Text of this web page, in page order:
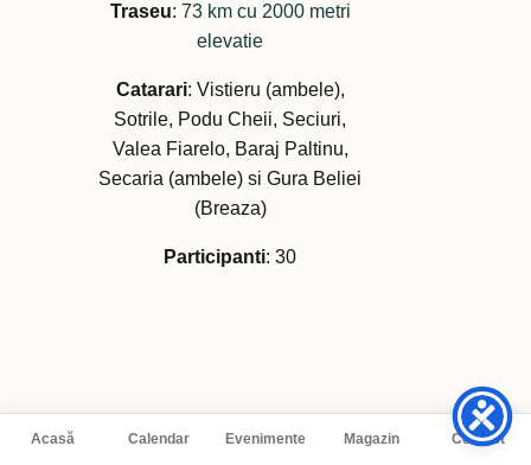
Acasă Calendar Evenimente Magazin Contact
Traseu: 73 km cu 2000 metri
elevatie
Catarari: Vistieru (ambele),
Sotrile, Podu Cheii, Seciuri,
Valea Fiarelo, Baraj Paltinu,
Secaria (ambele) si Gura Beliei
(Breaza)
Participanti: 30